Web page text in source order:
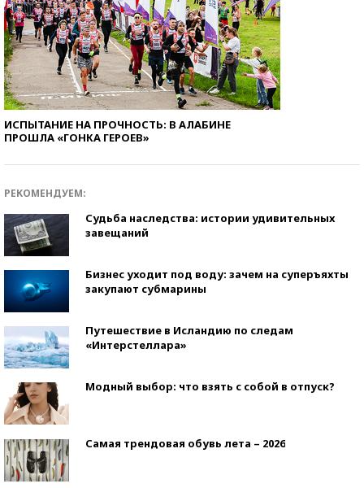
ИСПЫТАНИЕ НА ПРОЧНОСТЬ: В АЛАБИНЕ
ПРОШЛА «ГОНКА ГЕРОЕВ»
РЕКОМЕНДУЕМ:
Судьба наследства: истории удивительных
завещаний
Бизнес уходит под воду: зачем на суперъяхты
закупают субмарины
Путешествие в Исландию по следам
«Интерстеллара»
Модный выбор: что взять с собой в отпуск?
Самая трендовая обувь лета – 2026